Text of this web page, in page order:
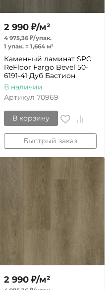
2 990 ₽/м²
4 975,36 ₽/упак.
1 упак. = 1,664 м²
Каменный ламинат SPC
ReFloor Fargo Bevel 50-
6191-41 Дуб Бастион
В наличии
Артикул 70969
В корзину
Быстрый заказ
2 990 ₽/м²